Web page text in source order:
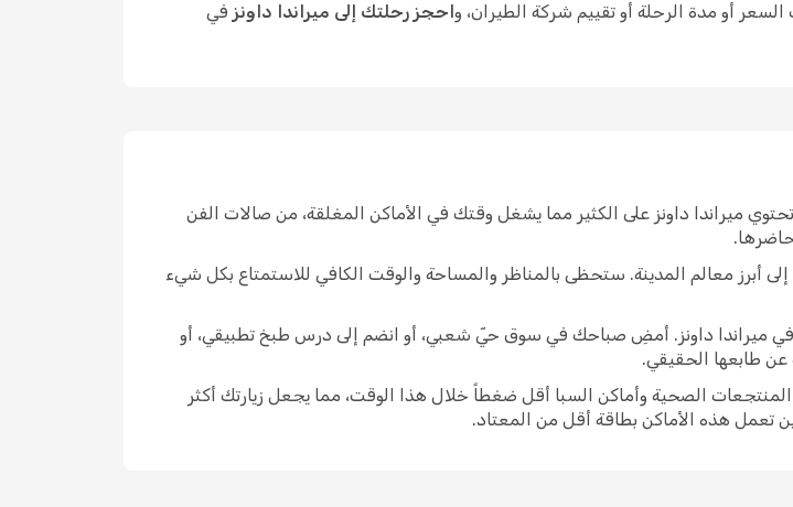
أو مدة الرحلة أو تقييم شركة الطيران، واحجز رحلتك إلى ميراندا داونز في
ميراندا داونز على الكثير مما يشغل وقتك في الأماكن المغلقة، من صالات الفن
أبرز معالم المدينة. ستحظى بالمناظر والمساحة والوقت الكافي للاستمتاع بكل شيء
في ميراندا داونز. أمضِ صباحك في سوق حيّ شعبي، أو انضم إلى درس طبخ تطبيقي، أو
عن طابعها الحقيقي.
المنتجعات الصحية وأماكن السبا أقل ضغطاً خلال هذا الوقت، مما يجعل زيارتك أكثر
تعمل هذه الأماكن بطاقة أقل من المعتاد.